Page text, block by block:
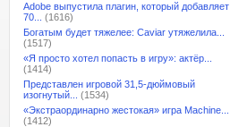
Adobe выпустила плагин, который добавляет
70...
(1616)
Богатым будет тяжелее: Caviar утяжелила...
(1517)
«Я просто хотел попасть в игру»: актёр...
(1414)
Представлен игровой 31,5-дюймовый
изогнутый...
(1534)
«Экстраординарно жестокая» игра Machine...
(1412)